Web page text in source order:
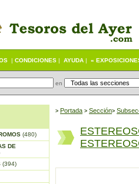
| CONDICIONES | AYUDA | «
en
(480)
DE
(394)
> Portada > Sección>